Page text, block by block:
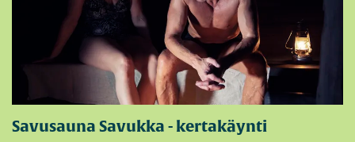
Savusauna Savukka - kertakäynti